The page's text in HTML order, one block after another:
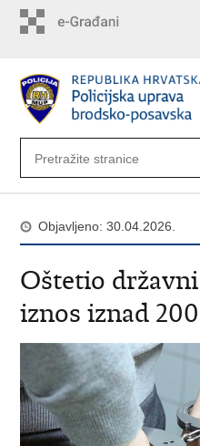
Objavljeno: 30.04.2026.
Oštetio
iznos iznad